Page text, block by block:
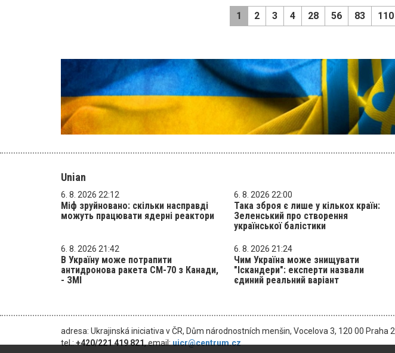
1 2 3 4 28 56 83 110
Unian
6. 8. 2026 22:12
Міф зруйновано: скільки насправді
можуть працювати ядерні реактори
6. 8. 2026 22:00
Така зброя є лише у кількох країн:
Зеленський про створення
української балістики
6. 8. 2026 21:42
В Україну може потрапити
антидронова ракета CM-70 з Канади,
- ЗМІ
6. 8. 2026 21:24
Чим Україна може знищувати
"Іскандери": експерти назвали
єдиний реальний варіант
adresa: Ukrajinská iniciativa v ČR, Dům národnostních menšin, Vocelova 3, 120 00 Praha 2
tel.:+420/221 419 821, email:uicr@centrum.cz